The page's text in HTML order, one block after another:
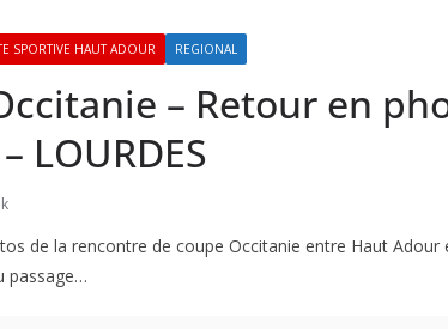
SPORTIVE HAUT ADOUR REGIONAL
– Retour en
LOURDES
de la rencontre de coupe Occitanie entre Haut Adour
passage…